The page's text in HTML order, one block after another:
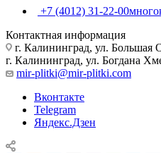
+7 (4012) 31-22-00
Контактная информация
г. Калининград, ул. Большая
г. Калининград, ул. Богдана
mir-plitki@mir-plitki.com
Вконтакте
Telegram
Яндекс.Дзен